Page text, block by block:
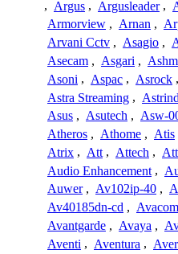
, Argus , Argusleader ,
Armorview , Arnan ,
Arvani Cctv , Asagio ,
Asecam , Asgari ,
Asoni , Aspac , Asrock ,
Astra Streaming , Astrind
Asus , Asutech , Asw-
Atheros , Athome , Atis
Atrix , Att , Attech ,
Audio Enhancement ,
Auwer , Av102ip-40 ,
Av40185dn-cd , Avacom
Avantgarde , Avaya ,
Aventi , Aventura , Aver